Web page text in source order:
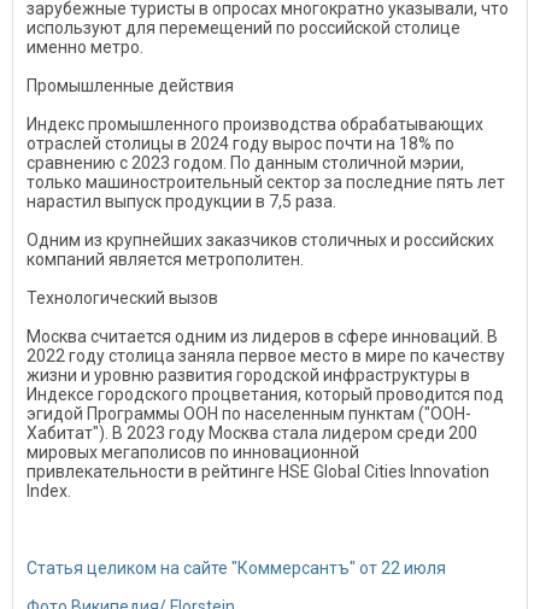
зарубежные туристы в опросах многократно указывали, что
используют для перемещений по российской столице
именно метро.
Промышленные действия
Индекс промышленного производства обрабатывающих
отраслей столицы в 2024 году вырос почти на 18% по
сравнению с 2023 годом. По данным столичной мэрии,
только машиностроительный сектор за последние пять лет
нарастил выпуск продукции в 7,5 раза.
Одним из крупнейших заказчиков столичных и российских
компаний является метрополитен.
Технологический вызов
Москва считается одним из лидеров в сфере инноваций. В
2022 году столица заняла первое место в мире по качеству
жизни и уровню развития городской инфраструктуры в
Индексе городского процветания, который проводится под
эгидой Программы ООН по населенным пунктам ("ООН-
Хабитат"). В 2023 году Москва стала лидером среди 200
мировых мегаполисов по инновационной
привлекательности в рейтинге HSE Global Cities Innovation
Index.
Статья целиком на сайте "Коммерсантъ" от 22 июля